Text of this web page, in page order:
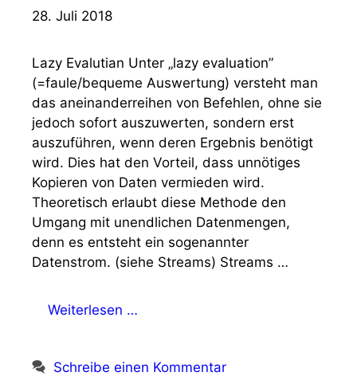
28. Juli 2018
Lazy Evalutian Unter „lazy evaluation”
(=faule/bequeme Auswertung) versteht man
das aneinanderreihen von Befehlen, ohne sie
jedoch sofort auszuwerten, sondern erst
auszuführen, wenn deren Ergebnis benötigt
wird. Dies hat den Vorteil, dass unnötiges
Kopieren von Daten vermieden wird.
Theoretisch erlaubt diese Methode den
Umgang mit unendlichen Datenmengen,
denn es entsteht ein sogenannter
Datenstrom. (siehe Streams) Streams …
Weiterlesen …
Schreibe einen Kommentar